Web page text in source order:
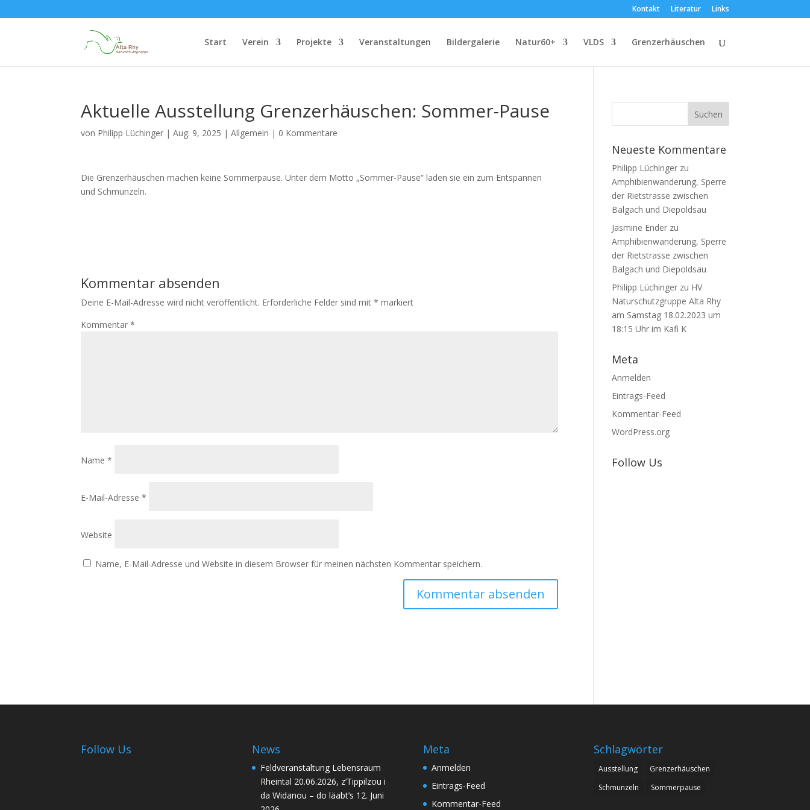
Kontakt Literatur Links
Start Verein Projekte Veranstaltungen Bildergalerie Natur60+ VLDS Grenzerhäuschen
Aktuelle Ausstellung Grenzerhäuschen: Sommer-Pause
von Philipp Lüchinger |Aug. 9, 2025 |Allgemein | 0 Kommentare
Die Grenzerhäuschen machen keine Sommerpause. Unter dem Motto „Sommer-Pause“ laden sie ein zum Entspannen
und Schmunzeln.
Kommentar absenden
Deine E-Mail-Adresse wird nicht veröffentlicht. Erforderliche Felder sind mit* markiert
Kommentar*
Name*
E-Mail-Adresse*
Website
Name, E-Mail-Adresse und Website in diesem Browser für meinen nächsten Kommentar speichern.
Neueste Kommentare
Philipp Lüchinger zu
Amphibienwanderung, Sperre
der Rietstrasse zwischen
Balgach und Diepoldsau
Jasmine Ender zu
Amphibienwanderung, Sperre
der Rietstrasse zwischen
Balgach und Diepoldsau
Philipp Lüchinger zu HV
Naturschutzgruppe Alta Rhy
am Samstag 18.02.2023 um
18:15 Uhr im Kafi K
Meta
Anmelden
Eintrags-Feed
Kommentar-Feed
WordPress.org
Follow Us
Follow Us News
Feldveranstaltung Lebensraum
Rheintal 20.06.2026, z’Tippilzou i
da Widanou – do läabt’s 12. Juni
Meta
Anmelden
Eintrags-Feed
Kommentar-Feed
Schlagwörter
Ausstellung
Grenzerhäuschen
Schmunzeln
Sommerpause